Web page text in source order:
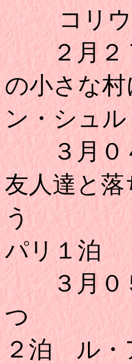
コリウ
２月２７
の小
ン・シュ
３月０４
友人達と落
パリ１泊
３月０５
つ カ
２泊 ル・